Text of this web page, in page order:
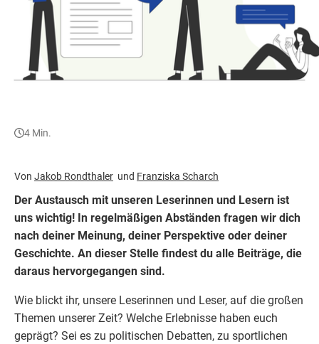
4 Min.
Von Jakob Rondthaler Franziska Scharch
Der Austausch mit unseren Leserinnen und Lesern ist
uns wichtig! In regelmäßigen Abständen fragen wir dich
nach deiner Meinung, deiner Perspektive oder deiner
Geschichte. An dieser Stelle findest du alle Beiträge, die
daraus hervorgegangen sind.
Wie blickt ihr, unsere Leserinnen und Leser, auf die großen
Themen unserer Zeit? Welche Erlebnisse haben euch
geprägt? Sei es zu politischen Debatten, zu sportlichen